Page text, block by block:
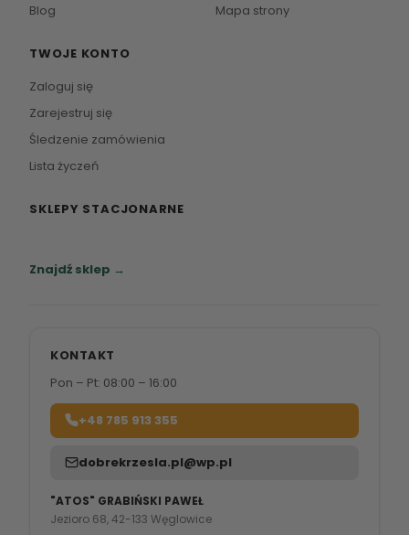
Blog
Mapa strony
TWOJE KONTO
Zaloguj się
Zarejestruj się
Śledzenie zamówienia
Lista życzeń
SKLEPY STACJONARNE
Znajdź sklep →
KONTAKT
Pon – Pt: 08:00 – 16:00
+48 785 913 355
dobrekrzesla.pl@wp.pl
"ATOS" GRABIŃSKI PAWEŁ
Jezioro 68, 42-133 Węglowice